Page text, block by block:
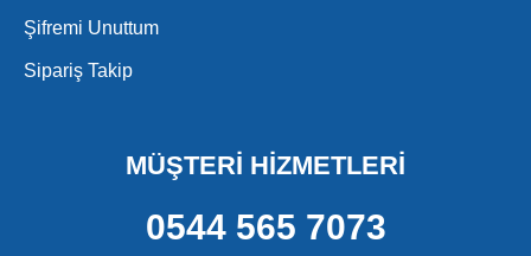
Şifremi Unuttum
Sipariş Takip
MÜŞTERİ HİZMETLERİ
0544 565 7073